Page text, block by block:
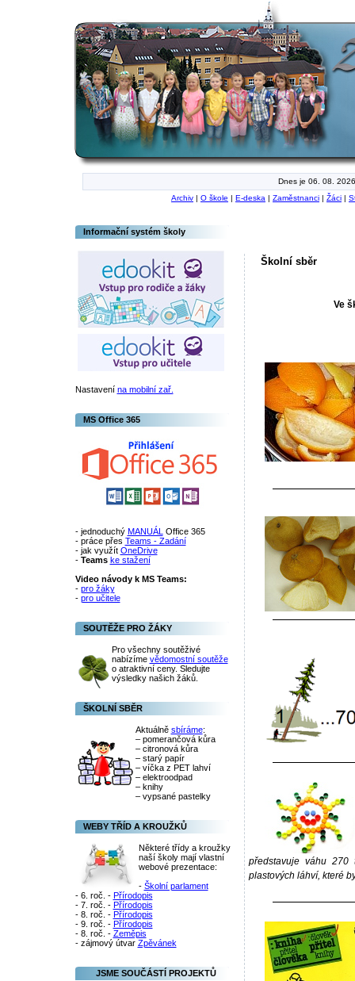
Dnes je 06. 08.
Archiv | O škole | E-deska | Zaměstnanci | Žáci |
Informační systém školy
Nastavení na mobilní zař.
MS Office 365
- jednoduchý MANUÁL Office 365
- práce přes Teams - Zadání
- jak využít OneDrive
- Teams ke stažení
Video návody k MS Teams:
- pro žáky
- pro učitele
SOUTĚŽE PRO ŽÁKY
Pro všechny soutěživé
nabízíme vědomostní soutěže
o atraktivní ceny. Sledujte
výsledky našich žáků.
ŠKOLNÍ SBĚR
Aktuálně sbíráme:
– pomerančová kůra
– citronová kůra
– starý papír
– víčka z PET lahví
– elektroodpad
– knihy
– vypsané pastelky
WEBY TŘÍD A KROUŽKŮ
Některé třídy a kroužky
naší školy mají vlastní
webové prezentace:
- Školní parlament
- 6. roč. - Přírodopis
- 7. roč. - Přírodopis
- 8. roč. - Přírodopis
- 9. roč. - Přírodopis
- 8. roč. - Zeměpis
- zájmový útvar Zpěvánek
JSME SOUČÁSTÍ PROJEKTŮ
Školní sběr
Ve
představuje váhu
plastových láhví, které